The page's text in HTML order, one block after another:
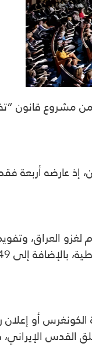
مشروع قانون
الكونغرس أو
قائد فيلق القدس